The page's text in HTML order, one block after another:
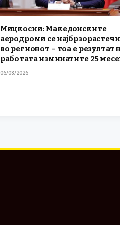
Мицкоски: Македонските
аеродроми се
во регионот – тоа е резултат
работата изминатите 25
06/08/2026